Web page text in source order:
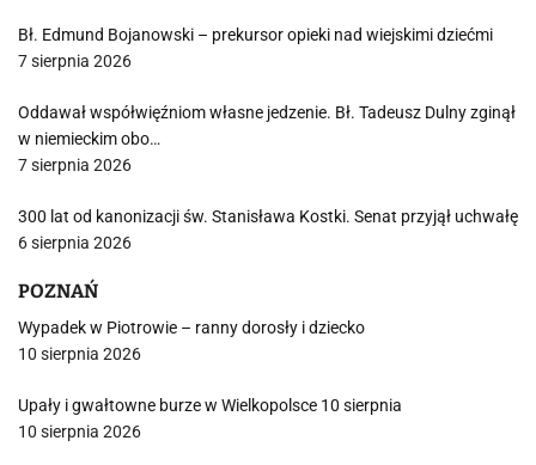
Bł. Edmund Bojanowski – prekursor opieki nad wiejskimi dziećmi
7 sierpnia 2026
Oddawał współwięźniom własne jedzenie. Bł. Tadeusz Dulny zginął
w niemieckim obo…
7 sierpnia 2026
300 lat od kanonizacji św. Stanisława Kostki. Senat przyjął uchwałę
6 sierpnia 2026
POZNAŃ
Wypadek w Piotrowie – ranny dorosły i dziecko
10 sierpnia 2026
Upały i gwałtowne burze w Wielkopolsce 10 sierpnia
10 sierpnia 2026